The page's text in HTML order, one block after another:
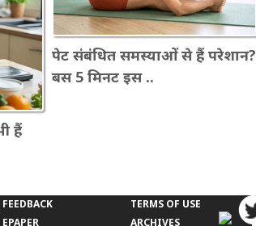
हैं
पेट संबंधित समस्याओं से हैं परेशान?
बस 5 मिनट इस ..
FEEDBACK
EPAPER
TERMS OF USE
ARCHIVES